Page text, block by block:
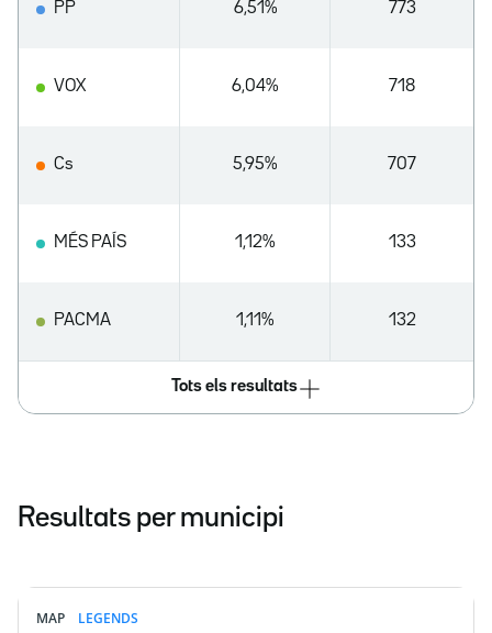
PP 6,51% 773
VOX 6,04% 718
Cs 5,95% 707
MÉS PAÍS 1,12% 133
PACMA 1,11% 132
Tots els resultats
Resultats per municipi